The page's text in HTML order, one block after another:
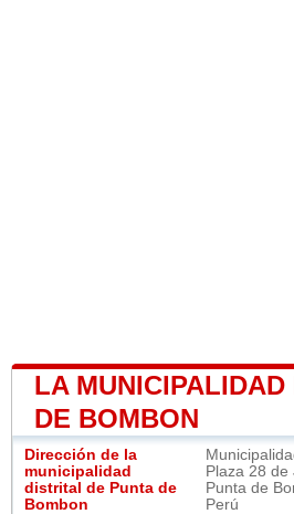
LA MUNICIPALIDAD
DE BOMBON
Dirección de la
municipalidad
distrital de Punta de
Bombon
Plaza 28 de
Punta de
Perú